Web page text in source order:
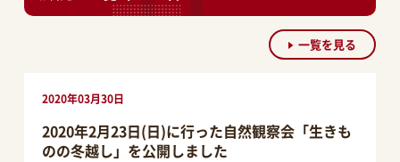
一覧を見る
2020年03月30日
2020年2月23日(日)に行った自然観察会「生きも
のの冬越し」を公開しました